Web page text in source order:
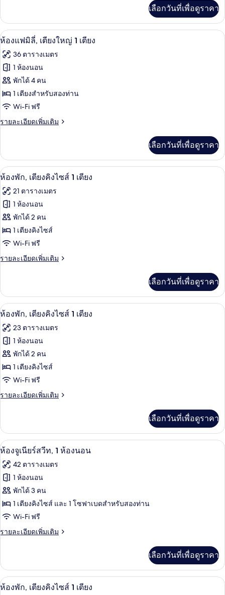
2
เตียง
เกี่ยว
กับ
Urban,
พัก,
เตียง
เดี่ยว
2
เตียง
เลือกวันที่เพื่อดูราคา
เปิด
ภาพถ่าย
ทั้งหมด
ของ
ห้อง
แฟ
มิ
เตียง
ใหญ่
1
เตียง
เครื่องนอนระดับพรีเมียม, มินิบาร์, ตู้นิ
7
ห้องแฟมิลี่, เตียงใหญ่ 1 เตียง
36 ตารางเมตร
1 ห้องนอน
พักได้ 4 คน
1 เตียงสำหรับสองท่าน
Wi-Fi ฟรี
รายละเอียดเพิ่มเติม
ราย
เกี่ยว
กับ
ห้อง
มิ
ลี่,
เตียง
ใหญ่
เตียง
เลือกวันที่เพื่อดูราคา
เปิด
ภาพถ่าย
ทั้งหมด
ของ
ห้อง
พัก,
เตียง
ไซส์
เตียง
ห้องพัก, เตียงคิงไซส์ 1 เตียง | เครื่อง
8
ห้องพัก, เตียงคิงไซส์ 1 เตียง
21 ตารางเมตร
1 ห้องนอน
พักได้ 2 คน
1 เตียงคิงไซส์
Wi-Fi ฟรี
รายละเอียดเพิ่มเติม
ราย
เกี่ยว
กับ
ห้อง
เตียง
คิง
ไซส์
เตียง
เลือกวันที่เพื่อดูราคา
เปิด
ภาพถ่าย
ทั้งหมด
ของ
ห้อง
พัก,
เตียง
ไซส์
เตียง
เครื่องนอนระดับพรีเมียม, มินิบาร์, ตู้นิ
14
ห้องพัก, เตียงคิงไซส์ 1 เตียง
23 ตารางเมตร
1 ห้องนอน
พักได้ 2 คน
1 เตียงคิงไซส์
Wi-Fi ฟรี
รายละเอียดเพิ่มเติม
ราย
เกี่ยว
กับ
ห้อง
เตียง
คิง
ไซส์
เตียง
เลือกวันที่เพื่อดูราคา
เปิด
ภาพถ่าย
ทั้งหมด
ของ
ห้อง
จู
เนียร์
1
ห้อง
นอน
ห้องจูเนียร์สวีท, 1 ห้องนอน | เครื่องน
8
ห้องจูเนียร์สวีท, 1 ห้องนอน
42 ตารางเมตร
1 ห้องนอน
พักได้ 3 คน
1 เตียงคิงไซส์ และ 1 โซฟาเบดสำหรับสองท่าน
Wi-Fi ฟรี
รายละเอียดเพิ่มเติม
ราย
เกี่ยว
กับ
ห้อง
เลือกวันที่เพื่อดูราคา
เปิด
ห้องพัก, เตียงคิงไซส์ 1 เตียง | เครื่อง
7
ห้องพัก, เตียงคิงไซส์ 1 เตียง